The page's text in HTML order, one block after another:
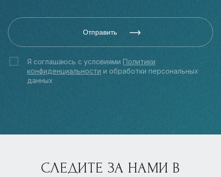
Отправить
Я соглашаюсь с условиями Политики
конфиденциальности и обработки персональных
данных
СЛЕДИТЕ ЗА НАМИ В